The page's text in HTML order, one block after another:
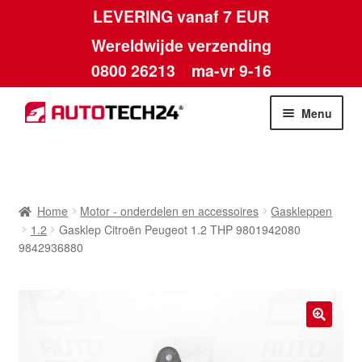
LEVERING vanaf 7 EUR
Wereldwijde verzending
0800 26213 ma-vr 9-16
Skip
to
Skip
to
Menu
Algemene voorwaarden
Home Motor - onderdelen en accessoires
Gaskleppen
1.2
Gasklep Citroën Peugeot 1.2 THP 9801942080
9842936880